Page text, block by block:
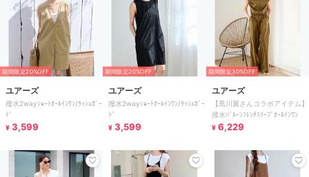
期間限定20%OFF
ユアーズ
撥水2wayｼｮｰﾄｵｰﾙｲﾝﾜﾝ/ﾗｯｼｭｶﾞｰ
ﾄﾞ
¥ 3,599
期間限定20%OFF
ユアーズ
撥水2wayｼｮｰﾄｵｰﾙｲﾝﾜﾝ/ﾗｯｼｭｶﾞｰ
ﾄﾞ
¥ 3,599
期間限定30%OFF
ユアーズ
【黒川翼さんコラボアイテム】
撥水ﾊﾞﾙｰﾝﾌﾚﾝﾁｽﾘｰﾌﾞｵｰﾙｲﾝﾜﾝ
¥ 6,229